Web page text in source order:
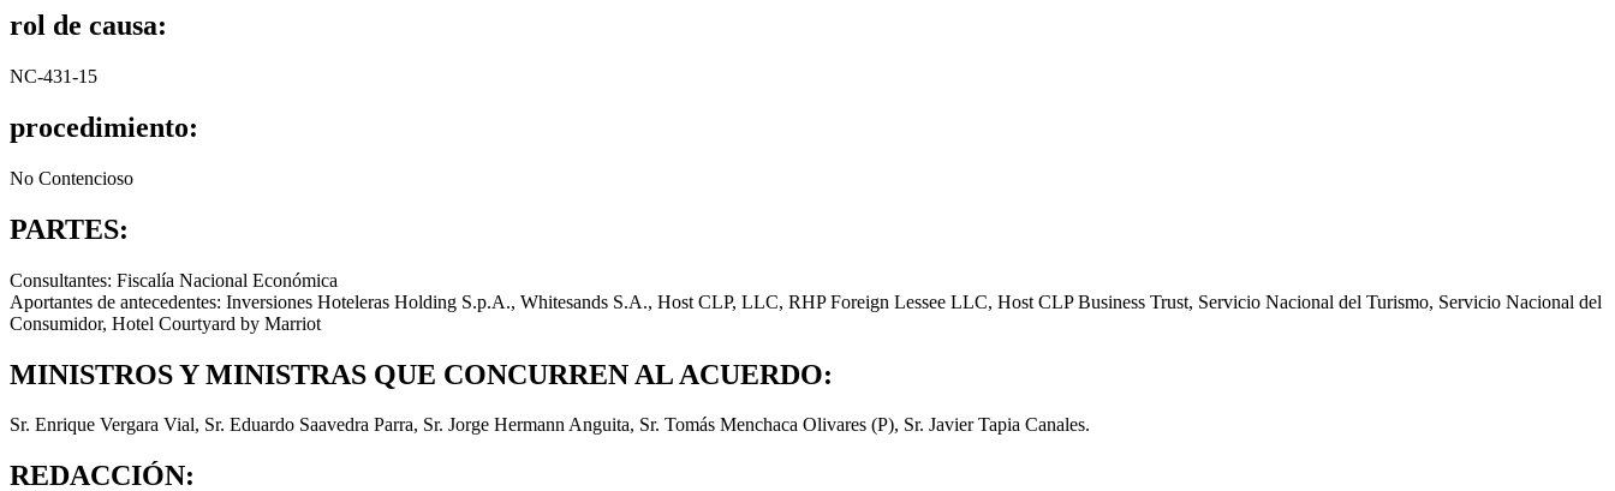
rol de causa:
NC-431-15
procedimiento:
No Contencioso
PARTES:
Consultantes: Fiscalía Nacional Económica
Aportantes de antecedentes: Inversiones Hoteleras Holding S.p.A., Whitesands S.A., Host CLP, LLC, RHP Foreign Lessee LLC, Host CLP Business Trust, Servicio Nacional del Turismo, Servicio Nacional del
Consumidor, Hotel Courtyard by Marriot
MINISTROS Y MINISTRAS QUE CONCURREN AL ACUERDO:
Sr. Enrique Vergara Vial, Sr. Eduardo Saavedra Parra, Sr. Jorge Hermann Anguita, Sr. Tomás Menchaca Olivares (P), Sr. Javier Tapia Canales.
REDACCIÓN: